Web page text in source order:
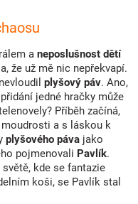
a neposlušnost dětí
že už mě nic nepřekvapí.
plyšový páv. Ano,
jedné hračky může
Příběh začíná,
a s láskou k
plyšového páva jako
pojmenovali Pavlík.
světě, kde se fantazie
koši, se Pavlík stal